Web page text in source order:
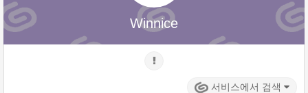
Winnice
서비스에서 검색